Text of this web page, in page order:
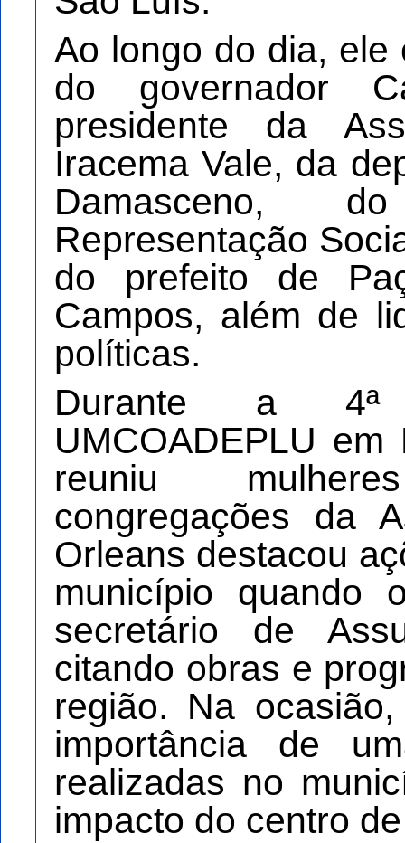
Ao longo do dia, ele
do governador
presidente da
Iracema Vale, da
Damasceno,
Representação
do prefeito de
Campos, além de
políticas.
Durante a 4ª
UMCOADEPLU
reuniu
congregações da
Orleans destacou
município quando
secretário de
citando obras e
região. Na
importância de
realizadas no
impacto do centro